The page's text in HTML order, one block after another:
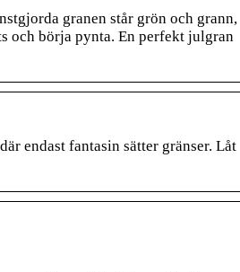
granen står grön och grann,
och börja pynta. En perfekt julgran
endast fantasin sätter gränser. Låt